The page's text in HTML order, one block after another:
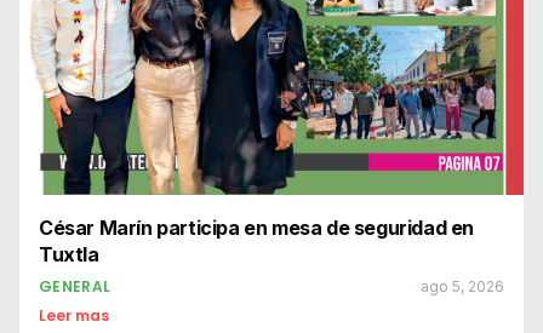
César Marín participa en mesa de seguridad en
Tuxtla
GENERAL ago 5, 2026
Leer mas